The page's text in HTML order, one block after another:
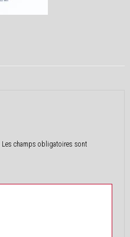
Les champs obligatoires sont